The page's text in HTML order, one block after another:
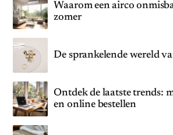
Waarom een airco
zomer
De sprankelende wereld
Ontdek de laatste trends:
en online bestellen